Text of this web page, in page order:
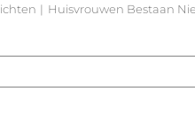
Huisvrouwen Bestaan